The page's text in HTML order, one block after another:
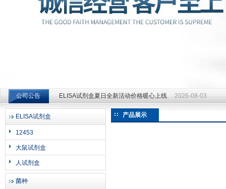
上海邦景实业有限公司
公司公告
ELISA试剂盒夏日全新活动价格暖心上线 2026-08-03
ELISA试剂盒夏日全新活动价格暖心上线
2026-08-03
ELISA试剂盒
12453
大鼠试剂盒
人试剂盒
菌种
产品展示